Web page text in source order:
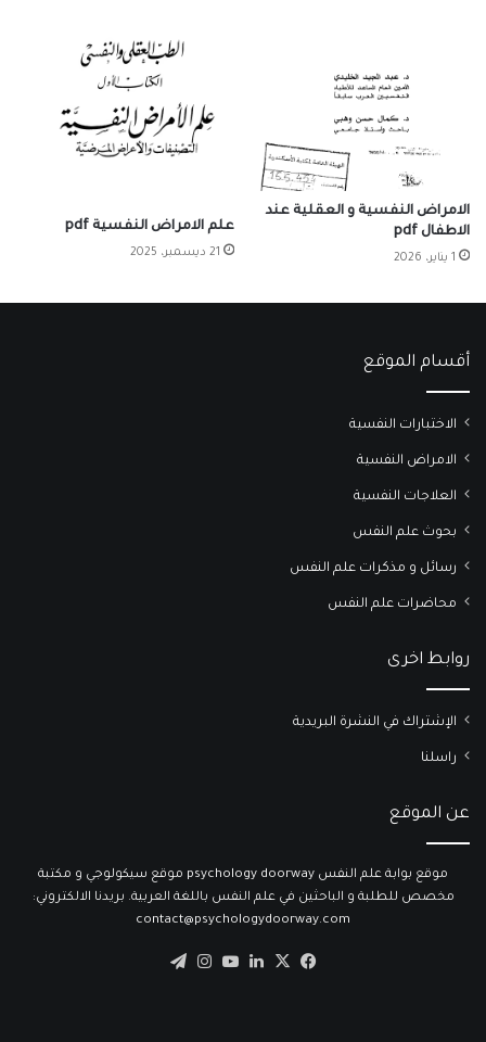
الامراض النفسية و العقلية عند
الاطفال pdf
1 يناير، 2026
علم الامراض النفسية pdf
21 ديسمبر، 2025
أقسام الموقع
الاختبارات النفسية
الامراض النفسية
العلاجات النفسية
بحوث علم النفس
رسائل و مذكرات علم النفس
محاضرات علم النفس
روابط اخرى
الإشتراك في النشرة البريدية
راسلنا
عن الموقع
موقع بوابة علم النفس psychology doorway موقع سيكولوجي و مكتبة
مخصص للطلبة و الباحثين في علم النفس باللغة العربية. بريدنا الالكتروني:
contact@psychologydoorway.com
فيسبوك
‫X لينكدإن‫YouTubeانستقرام